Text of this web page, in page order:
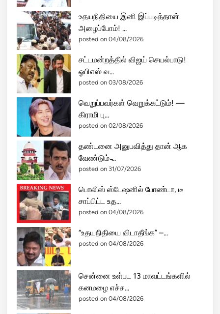
உதயநிதியை இனி இப்படித்தான்
அழைப்போம்! ...
posted on 04/08/2026
சட்டமன்றத்தில் விஜய் செயல்பாடு!
ஓபிஎஸ் வ...
posted on 03/08/2026
வெறுப்பவர்கள் வெறுக்கட்டும்! —
கிராமி பு...
posted on 02/08/2026
தண்டனை அனுபவித்து தான் ஆக
வேண்டும் ̵...
posted on 31/07/2026
பொலிஸ் ஸ்டேஷனில் போண்டா, டீ
சாப்பிட்ட உத...
posted on 04/08/2026
“உதயநிதியை விடாதீங்க” –...
posted on 04/08/2026
சென்னை உள்பட 13 மாவட்டங்களில்
கனமழை எச்ச...
posted on 04/08/2026